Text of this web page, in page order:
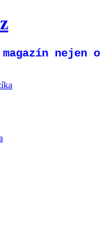
nejen